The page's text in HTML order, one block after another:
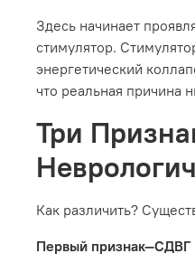
Здесь начинает
стимулятор.
энергетический
что реальная причина
Три
Как различить?
Первый признак—СДВГ